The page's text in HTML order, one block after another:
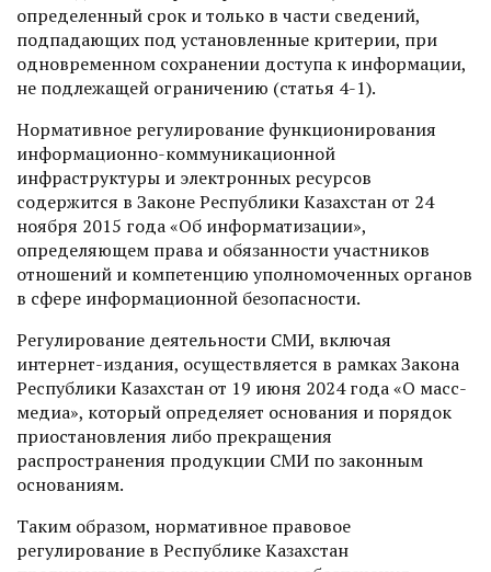
определенный срок и только в части сведений,
подпадающих под установленные критерии, при
одновременном сохранении доступа к информации,
не подлежащей ограничению (cтатья 4-1).
Нормативное регулирование функционирования
информационно-коммуникационной
инфраструктуры и электронных ресурсов
содержится в Законе Республики Казахстан от 24
ноября 2015 года «Об информатизации»,
определяющем права и обязанности участников
отношений и компетенцию уполномоченных органов
в сфере информационной безопасности.
Регулирование деятельности СМИ, включая
интернет-издания, осуществляется в рамках Закона
Республики Казахстан от 19 июня 2024 года «О масс-
медиа», который определяет основания и порядок
приостановления либо прекращения
распространения продукции СМИ по законным
основаниям.
Таким образом, нормативное правовое
регулирование в Республике Казахстан